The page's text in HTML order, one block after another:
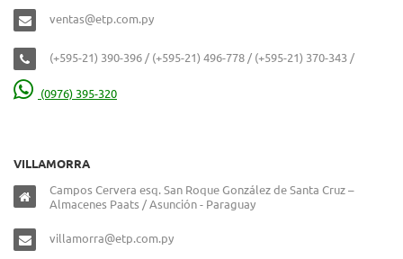
ventas@etp.com.py
(+595-21) 390-396 / (+595-21) 496-778 / (+595-21) 370-343 /
(0976) 395-320
VILLAMORRA
Campos Cervera esq. San Roque González de Santa Cruz –
Almacenes Paats / Asunción - Paraguay
villamorra@etp.com.py